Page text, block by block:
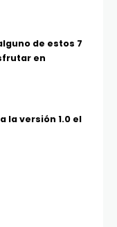
de estos 7
en
la versión 1.0 el